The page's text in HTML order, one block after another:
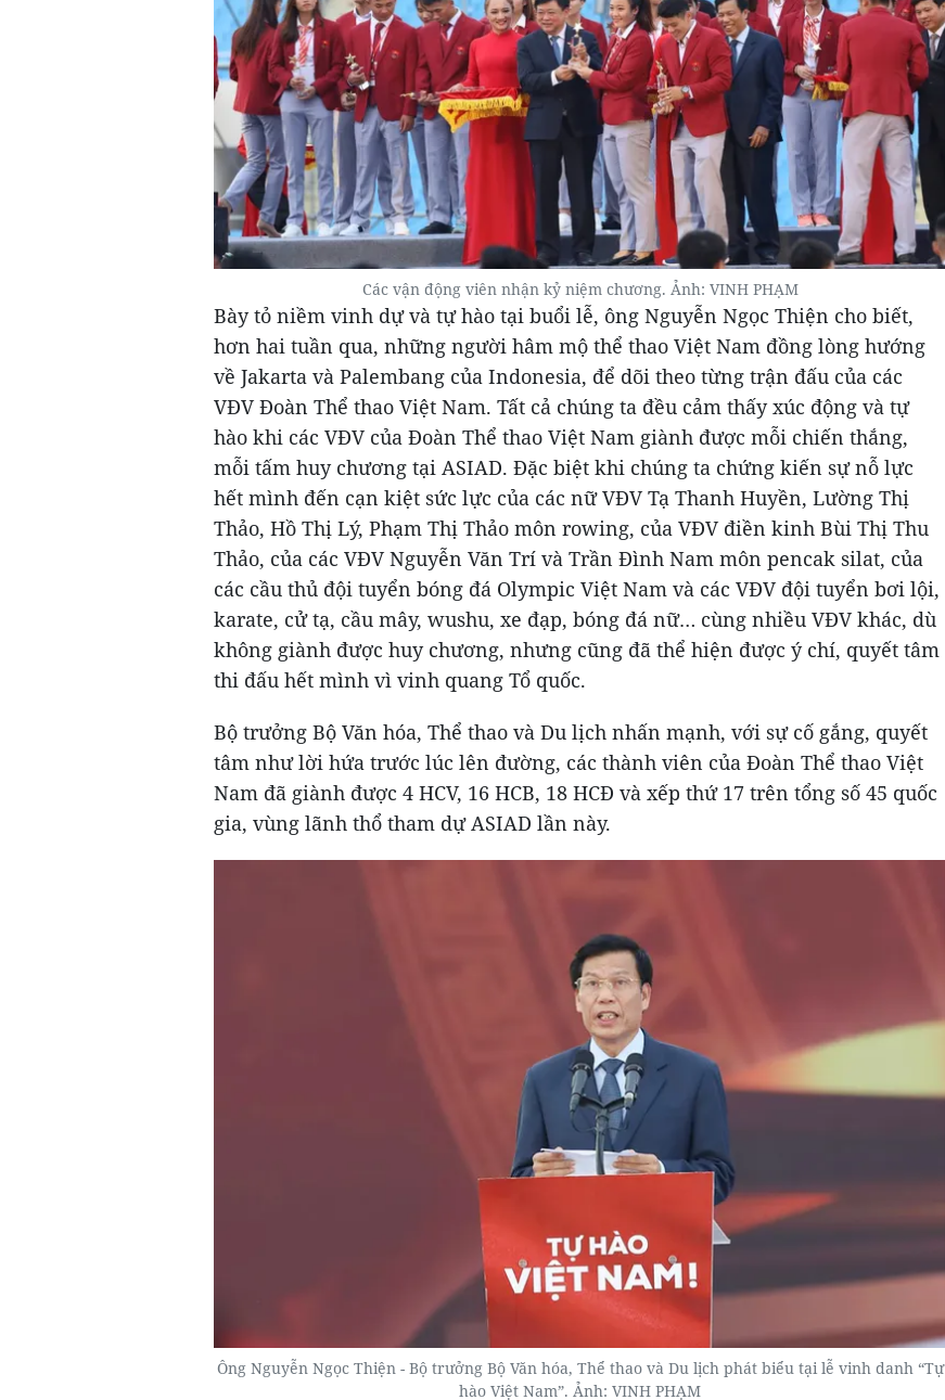
Các vận động viên nhận kỷ niệm chương. Ảnh: VINH PHẠM
Bày tỏ niềm vinh dự và tự hào tại buổi lễ, ông Nguyễn Ngọc Thiện cho biết,
hơn hai tuần qua, những người hâm mộ thể thao Việt Nam đồng lòng hướng
về Jakarta và Palembang của Indonesia, để dõi theo từng trận đấu của các
VĐV Đoàn Thể thao Việt Nam. Tất cả chúng ta đều cảm thấy xúc động và tự
hào khi các VĐV của Đoàn Thể thao Việt Nam giành được mỗi chiến thắng,
mỗi tấm huy chương tại ASIAD. Đặc biệt khi chúng ta chứng kiến sự nỗ lực
hết mình đến cạn kiệt sức lực của các nữ VĐV Tạ Thanh Huyền, Lường Thị
Thảo, Hồ Thị Lý, Phạm Thị Thảo môn rowing, của VĐV điền kinh Bùi Thị Thu
Thảo, của các VĐV Nguyễn Văn Trí và Trần Đình Nam môn pencak silat, của
các cầu thủ đội tuyển bóng đá Olympic Việt Nam và các VĐV đội tuyển bơi lội,
karate, cử tạ, cầu mây, wushu, xe đạp, bóng đá nữ… cùng nhiều VĐV khác, dù
không giành được huy chương, nhưng cũng đã thể hiện được ý chí, quyết tâm
thi đấu hết mình vì vinh quang Tổ quốc.
Bộ trưởng Bộ Văn hóa, Thể thao và Du lịch nhấn mạnh, với sự cố gắng, quyết
tâm như lời hứa trước lúc lên đường, các thành viên của Đoàn Thể thao Việt
Nam đã giành được 4 HCV, 16 HCB, 18 HCĐ và xếp thứ 17 trên tổng số 45 quốc
gia, vùng lãnh thổ tham dự ASIAD lần này.
Ông Nguyễn Ngọc Thiện - Bộ trưởng Bộ Văn hóa, Thể thao và Du lịch phát biểu tại lễ vinh danh “Tự
hào Việt Nam”. Ảnh: VINH PHẠM